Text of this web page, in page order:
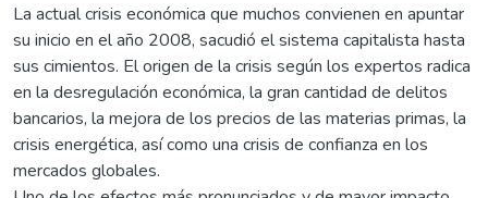
La actual crisis económica que muchos convienen en apuntar
su inicio en el año 2008, sacudió el sistema capitalista hasta
sus cimientos. El origen de la crisis según los expertos radica
en la desregulación económica, la gran cantidad de delitos
bancarios, la mejora de los precios de las materias primas, la
crisis energética, así como una crisis de confianza en los
mercados globales.